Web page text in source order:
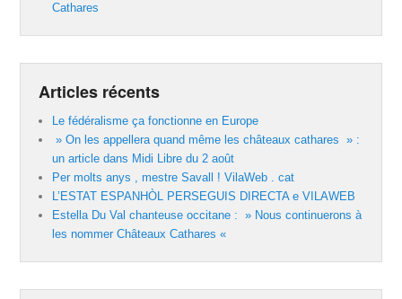
Cathares
Articles récents
Le fédéralisme ça fonctionne en Europe
» On les appellera quand même les châteaux cathares » :
un article dans Midi Libre du 2 août
Per molts anys , mestre Savall ! VilaWeb . cat
L’ESTAT ESPANHÒL PERSEGUIS DIRECTA e VILAWEB
Estella Du Val chanteuse occitane : » Nous continuerons à
les nommer Châteaux Cathares «